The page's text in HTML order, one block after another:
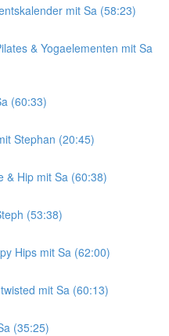
mit Sa (58:23)
& Yogaelementen mit Sa
(60:33)
Stephan (20:45)
& Hip mit Sa (60:38)
(53:38)
Hips mit Sa (62:00)
mit Sa (60:13)
(35:25)